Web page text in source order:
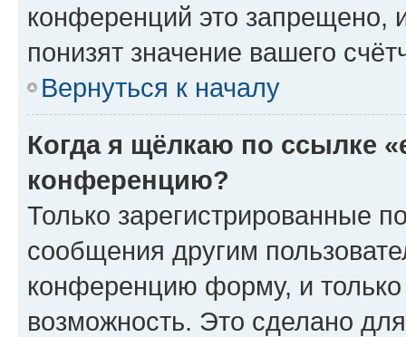
конференций это запрещено,
понизят значение вашего
Вернуться к началу
Когда я щёлкаю по ссылке
конференцию?
Только зарегистрированные
сообщения другим
конференцию форму, и
возможность. Это сделано